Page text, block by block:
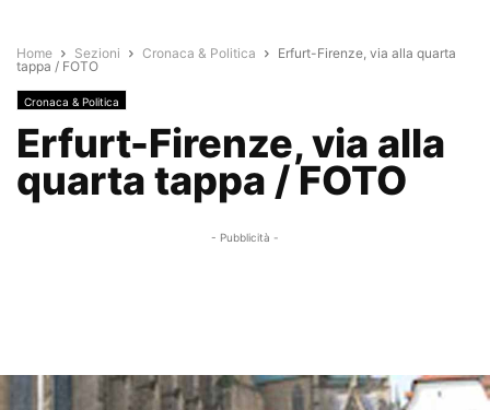
Home Sezioni Cronaca & Politica
Erfurt-Firenze, via alla quarta
tappa / FOTO
Cronaca & Politica
Erfurt-Firenze, via alla
quarta tappa / FOTO
- Pubblicità -